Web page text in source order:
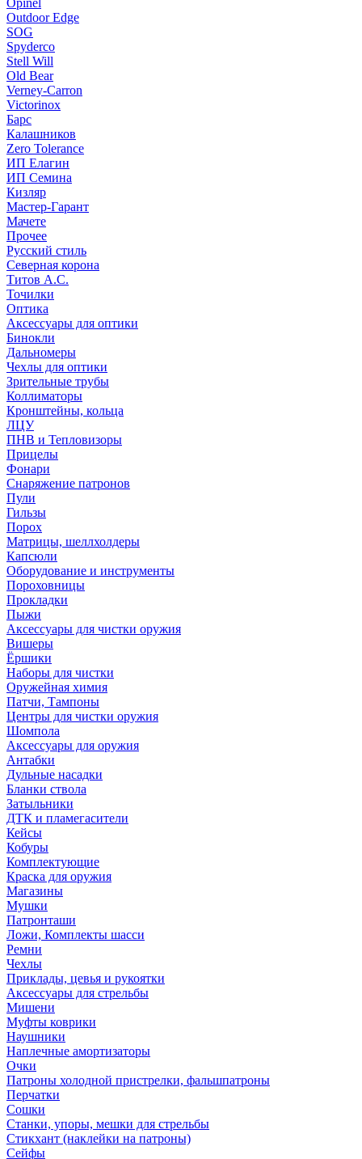
Opinel
Outdoor Edge
SOG
Spyderco
Stell Will
Old Bear
Verney-Carron
Victorinox
Барс
Калашников
Zero Tolerance
ИП Елагин
ИП Семина
Кизляр
Мастер-Гарант
Мачете
Прочее
Русский стиль
Северная корона
Титов А.С.
Точилки
Оптика
Аксессуары для оптики
Бинокли
Дальномеры
Чехлы для оптики
Зрительные трубы
Коллиматоры
Кронштейны, кольца
ЛЦУ
ПНВ и Тепловизоры
Прицелы
Фонари
Снаряжение патронов
Пули
Гильзы
Порох
Матрицы, шеллхолдеры
Капсюли
Оборудование и инструменты
Пороховницы
Прокладки
Пыжи
Аксессуары для чистки оружия
Вишеры
Ёршики
Наборы для чистки
Оружейная химия
Патчи, Тампоны
Центры для чистки оружия
Шомпола
Аксессуары для оружия
Антабки
Дульные насадки
Бланки ствола
Затыльники
ДТК и пламегасители
Кейсы
Кобуры
Комплектующие
Краска для оружия
Магазины
Мушки
Патронташи
Ложи, Комплекты шасси
Ремни
Чехлы
Приклады, цевья и рукоятки
Аксессуары для стрельбы
Мишени
Муфты коврики
Наушники
Наплечные амортизаторы
Очки
Патроны холодной пристрелки, фальшпатроны
Перчатки
Сошки
Станки, упоры, мешки для стрельбы
Стикхант (наклейки на патроны)
Сейфы